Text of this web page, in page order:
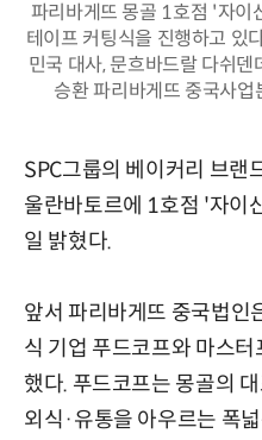
파리바게뜨 몽골 1호점 '자
테이프 커팅식을 진행하고 있
민국 대사, 문흐바드랄 다쉬
승환 파리바게뜨 중국사업
SPC그룹의 베이커리 브랜
울란바토르에 1호점 '자이
일 밝혔다.
앞서 파리바게뜨 중국법인
식 기업 푸드코프와 마스
했다. 푸드코프는 몽골의
외식·유통을 아우르는 폭